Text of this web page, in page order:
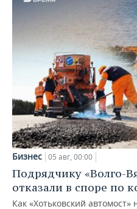
Бизнес 05 авг, 00:00
Подрядчику «Волго-
отказали в споре по
Как «Хотьковский автомост»